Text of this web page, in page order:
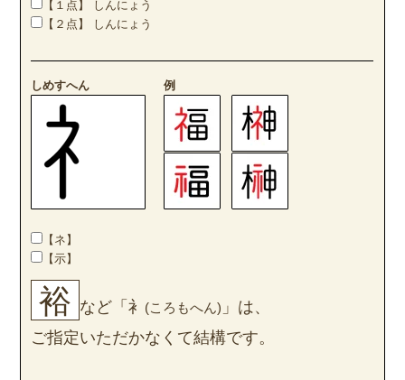
【１点】 しんにょう
【２点】 しんにょう
しめすへん 例
【ネ】
【示】
裕 など「衤 (ころもへん) 」は、
ご指定いただかなくて結構です。